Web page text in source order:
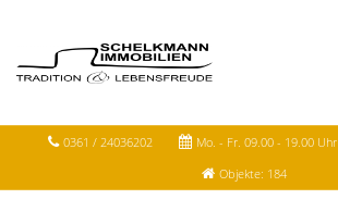
0361 / 24036202 Mo. - Fr. 09.00 - 19.00 Uhr
Objekte: 184